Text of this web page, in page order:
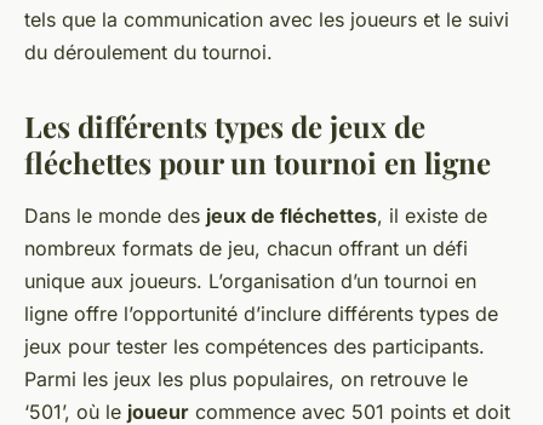
tels que la communication avec les joueurs et le suivi
du déroulement du tournoi.
Les différents types de jeux de
fléchettes pour un tournoi en ligne
Dans le monde des jeux de fléchettes, il existe de
nombreux formats de jeu, chacun offrant un défi
unique aux joueurs. L’organisation d’un tournoi en
ligne offre l’opportunité d’inclure différents types de
jeux pour tester les compétences des participants.
Parmi les jeux les plus populaires, on retrouve le
‘501’, où le joueur commence avec 501 points et doit